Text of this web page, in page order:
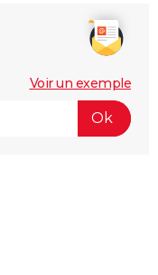
Voir un exemple